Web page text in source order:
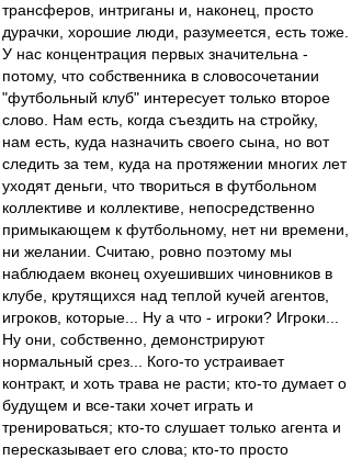
трансферов, интриганы и, наконец, просто
дурачки, хорошие люди, разумеется, есть тоже.
У нас концентрация первых значительна -
потому, что собственника в словосочетании
"футбольный клуб" интересует только второе
слово. Нам есть, когда съездить на стройку,
нам есть, куда назначить своего сына, но вот
следить за тем, куда на протяжении многих лет
уходят деньги, что твориться в футбольном
коллективе и коллективе, непосредственно
примыкающем к футбольному, нет ни времени,
ни желании. Считаю, ровно поэтому мы
наблюдаем вконец охуешивших чиновников в
клубе, крутящихся над теплой кучей агентов,
игроков, которые... Ну а что - игроки? Игроки...
Ну они, собственно, демонстрируют
нормальный срез... Кого-то устраивает
контракт, и хоть трава не расти; кто-то думает о
будущем и все-таки хочет играть и
тренироваться; кто-то слушает только агента и
пересказывает его слова; кто-то просто